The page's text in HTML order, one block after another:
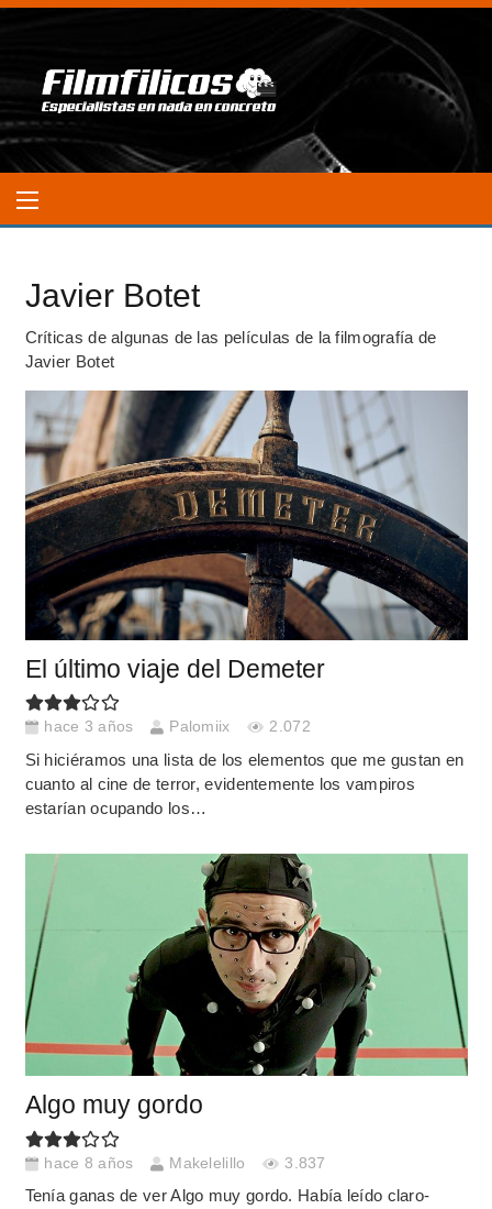
Javier Botet
Críticas de algunas de las películas de la filmografía de
Javier Botet
El último viaje del Demeter
hace 3 años Palomiix 2.072
Si hiciéramos una lista de los elementos que me gustan en
cuanto al cine de terror, evidentemente los vampiros
estarían ocupando los…
Algo muy gordo
hace 8 años Makelelillo 3.837
Tenía ganas de ver Algo muy gordo. Había leído claro-